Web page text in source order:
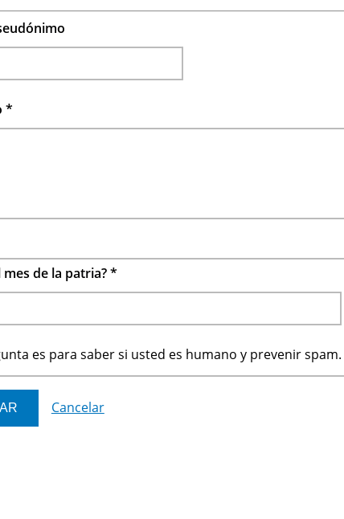
*
mes de la patria?*
es para saber si usted es humano y prevenir spam.
Cancelar